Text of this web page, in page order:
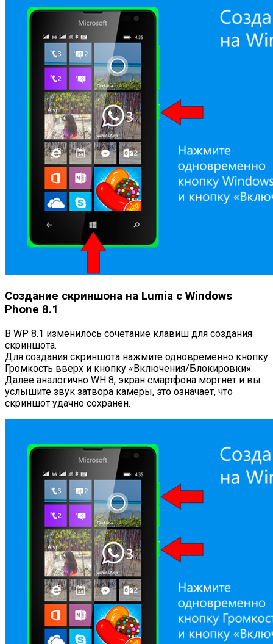
Создание скриншона на Lumia с Windows
Phone 8.1
В WP 8.1 изменилось сочетание клавиш для создания
скриншота.
Для создания скриншота нажмите одновременно кнопку
Громкость вверх и кнопку «Включения/Блокировки».
Далее аналогично WH 8, экран смартфона моргнет и вы
услышите звук затвора камеры, это означает, что
скриншот удачно сохранен.